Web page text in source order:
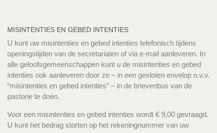
MISINTENTIES EN GEBED INTENTIES
U kunt uw misintenties en gebed intenties telefonisch tijdens
openingstijden van de secretariaten of via e-mail aanleveren. In
alle geloofsgemeenschappen kunt u de misintenties en gebed
intenties ook aanleveren door ze – in een gesloten envelop o.v.v.
“misintenties en gebed intenties” – in de brievenbus van de
pastorie te doen.
Voor een misintenties en gebed intenties wordt € 9,00 gevraagd.
U kunt het bedrag storten op het rekeningnummer van uw